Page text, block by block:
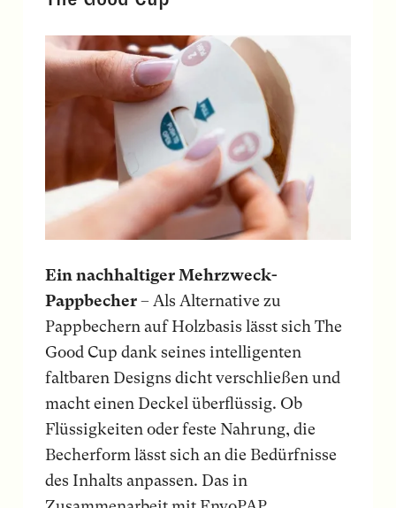
Ein nachhaltiger Mehrzweck-
Pappbecher– Als Alternative zu
Pappbechern auf Holzbasis lässt sich The
Good Cup dank seines intelligenten
faltbaren Designs dicht verschließen und
macht einen Deckel überflüssig. Ob
Flüssigkeiten oder feste Nahrung, die
Becherform lässt sich an die Bedürfnisse
des Inhalts anpassen. Das in